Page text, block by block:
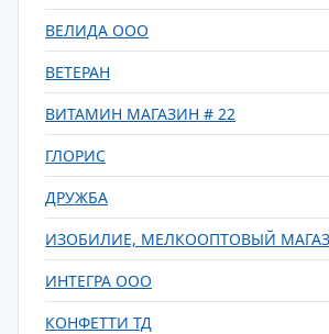
ВЕЛИДА ООО
ВЕТЕРАН
ВИТАМИН МАГАЗИН # 22
ГЛОРИС
ДРУЖБА
ИЗОБИЛИЕ, МЕЛКООПТОВЫЙ
ИНТЕГРА ООО
КОНФЕТТИ ТД